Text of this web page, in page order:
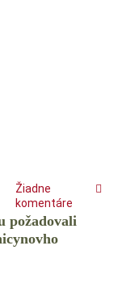
Žiadne
komentáre
požadovali